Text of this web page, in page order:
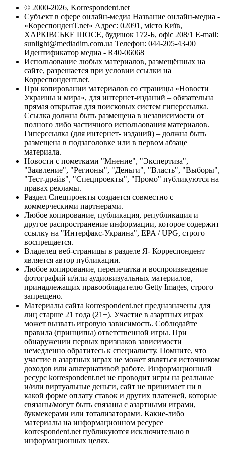
© 2000-2026, Korrespondent.net
Субъект в сфере онлайн-медиа Название онлайн-медиа -
«КореспонденТ.net» Адрес: 02091, місто Київ,
ХАРКІВСЬКЕ ШОСЕ, будинок 172-Б, офіс 208/1 E-mail:
sunlight@mediadim.com.ua Телефон: 044-205-43-00
Идентификатор медиа - R40-06068
Использование любых материалов, размещённых на
сайте, разрешается при условии ссылки на
Корреспондент.net.
При копировании материалов со страницы «Новости
Украины и мира», для интернет-изданий – обязательна
прямая открытая для поисковых систем гиперссылка.
Ссылка должна быть размещена в независимости от
полного либо частичного использования материалов.
Гиперссылка (для интернет- изданий) – должна быть
размещена в подзаголовке или в первом абзаце
материала.
Новости с пометками "Мнение", "Экспертиза",
"Заявление", "Регионы", "Деньги", "Власть", "Выборы",
"Тест-драйв", "Спецпроекты", "Промо" публикуются на
правах рекламы.
Раздел Спецпроекты создается совместно с
коммерческими партнерами.
Любое копирование, публикация, републикация и
другое распространение информации, которое содержит
ссылку на "Интерфакс-Украина", EPA / UPG, строго
воспрещается.
Владелец веб-страницы в разделе Я- Корреспондент
является автор публикации.
Любое копирование, перепечатка и воспроизведение
фотографий и/или аудиовизуальных материалов,
принадлежащих правообладателю Getty Images, строго
запрещено.
Материалы сайта korrespondent.net предназначены для
лиц старше 21 года (21+). Участие в азартных играх
может вызвать игровую зависимость. Соблюдайте
правила (принципы) ответственной игры. При
обнаружении первых признаков зависимости
немедленно обратитесь к специалисту. Помните, что
участие в азартных играх не может являться источником
доходов или альтернативой работе. Информационный
ресурс korrespondent.net не проводит игры на реальные
и/или виртуальные деньги, сайт не принимает ни в
какой форме оплату ставок и других платежей, которые
связаны/могут быть связаны с азартными играми,
букмекерами или тотализаторами. Какие-либо
материалы на информационном ресурсе
korrespondent.net публикуются исключительно в
информационных целях.